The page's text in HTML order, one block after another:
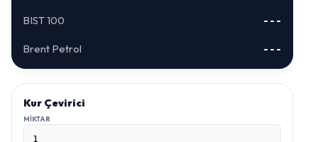
BIST 100 ---
Brent Petrol ---
Kur Çevirici
MIKTAR